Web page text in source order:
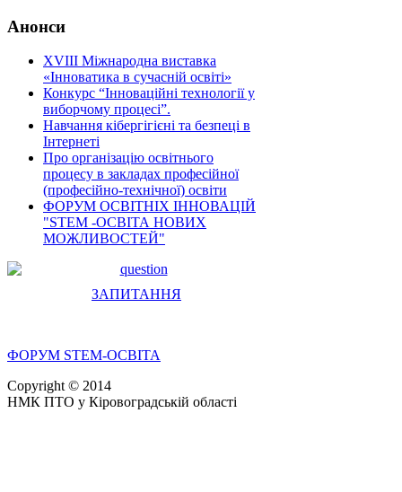
Анонси
XVIII Міжнародна виставка
«Інноватика в сучасній освіті»
Конкурс “Інноваційні технології у
виборчому процесі”.
Навчання кібергігієні та безпеці в
Інтернеті
Про організацію освітнього
процесу в закладах професійної
(професійно-технічної) освіти
ФОРУМ ОСВІТНІХ ІННОВАЦІЙ
"STEM -ОСВІТА НОВИХ
МОЖЛИВОСТЕЙ"
ЗАПИТАННЯ
ФОРУМ STEM-ОСВІТА
Copyright © 2014
НМК ПТО у Кіровоградській області